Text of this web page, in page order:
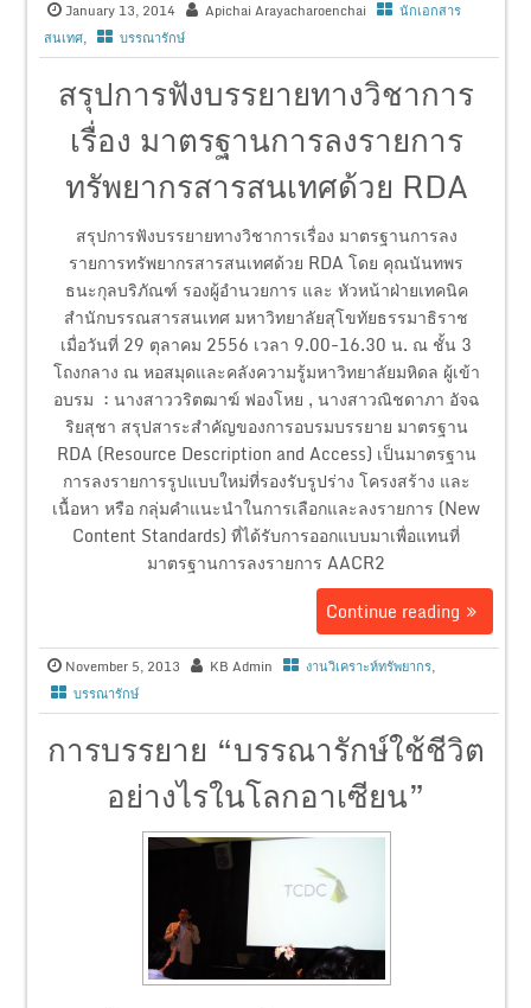
January 13, 2014 Apichai Arayacharoenchai
นักเอกสาร
สนเทศ, บรรณารักษ์
สรุปการฟังบรรยายทางวิชาการ
เรื่อง มาตรฐานการลงรายการ
ทรัพยากรสารสนเทศด้วย RDA
สรุปการฟังบรรยายทางวิชาการเรื่อง มาตรฐานการลง
รายการทรัพยากรสารสนเทศด้วย RDA โดย คุณนันทพร
ธนะกุลบริภัณฑ์ รองผู้อำนวยการ และ หัวหน้าฝ่ายเทคนิค
สำนักบรรณสารสนเทศ มหาวิทยาลัยสุโขทัยธรรมาธิราช
เมื่อวันที่ 29 ตุลาคม 2556 เวลา 9.00-16.30 น. ณ ชั้น 3
โถงกลาง ณ หอสมุดและคลังความรู้มหาวิทยาลัยมหิดล ผู้เข้า
อบรม : นางสาววริตฒาฆ์ ฟองโหย , นางสาวณิชดาภา อัจฉ
ริยสุชา สรุปสาระสำคัญของการอบรมบรรยาย มาตรฐาน
RDA (Resource Description and Access) เป็นมาตรฐาน
การลงรายการรูปแบบใหม่ที่รองรับรูปร่าง โครงสร้าง และ
เนื้อหา หรือ กลุ่มคำแนะนำในการเลือกและลงรายการ (New
Content Standards) ที่ได้รับการออกแบบมาเพื่อแทนที่
มาตรฐานการลงรายการ AACR2
Continue reading
November 5, 2013 KB Admin งานวิเคราะห์ทรัพยากร,
บรรณารักษ์
การบรรยาย “บรรณารักษ์ใช้ชีวิต
อย่างไรในโลกอาเซียน”